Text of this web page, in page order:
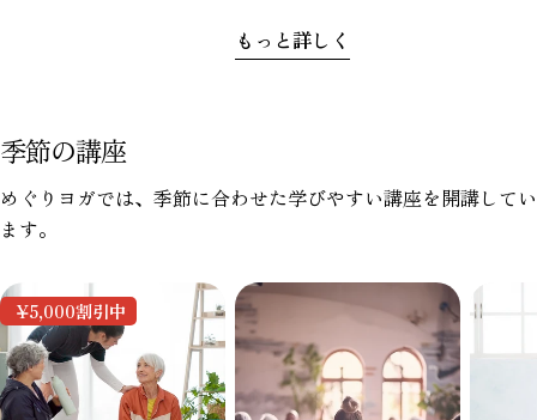
これが「ゴースト血管」
です。
入れても、うまく処理で
もっと詳しく
サポー
ものが
態であ
季節の講座
めぐりヨガでは、季節に合わせた学びやすい講座を開講してい
ます。
¥5,000割引中